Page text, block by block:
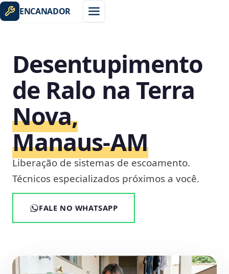
ENCANADOR
Desentupimento
de Ralo na Terra
Nova,
Manaus‑AM
Liberação de sistemas de escoamento.
Técnicos especializados próximos a você.
FALE NO WHATSAPP